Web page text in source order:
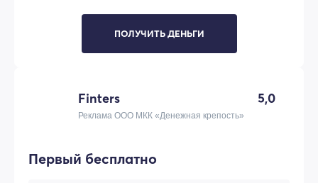
ПОЛУЧИТЬ ДЕНЬГИ
Finters 5,0
Реклама ООО МКК «Денежная крепость»
Первый бесплатно